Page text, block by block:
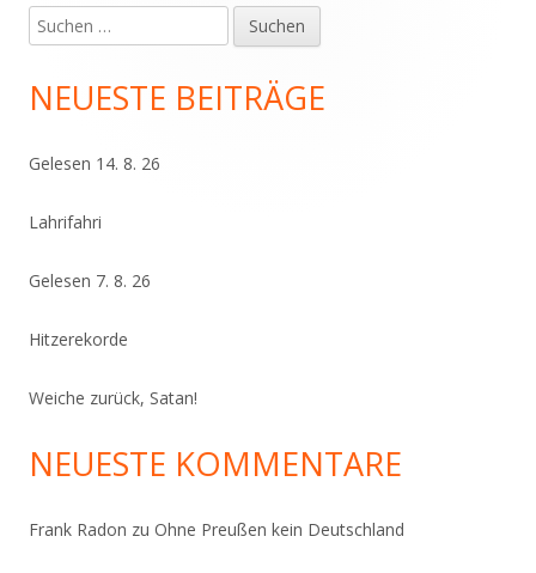
Haupt-
Seitenleiste
Suchen
nach:
NEUESTE BEITRÄGE
Gelesen 14. 8. 26
Lahrifahri
Gelesen 7. 8. 26
Hitzerekorde
Weiche zurück, Satan!
NEUESTE KOMMENTARE
Frank Radon zu Ohne Preußen kein Deutschland